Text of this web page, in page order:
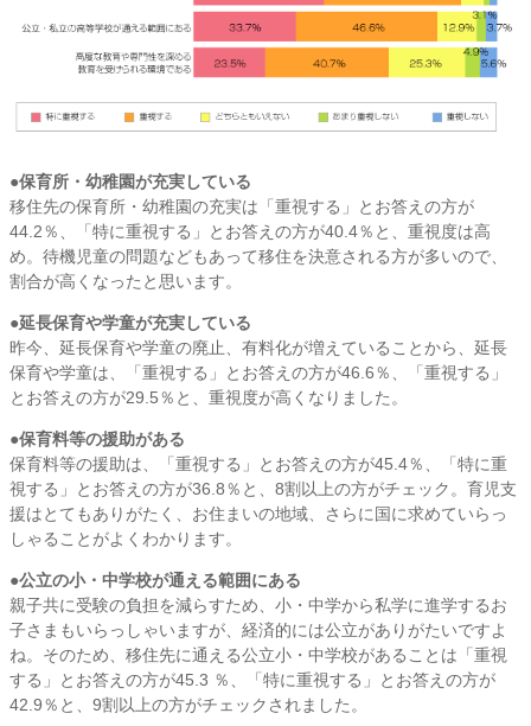
●保育所・幼稚園が充実している
移住先の保育所・幼稚園の充実は「重視する」とお答えの方が
44.2％、「特に重視する」とお答えの方が40.4％と、重視度は高
め。待機児童の問題などもあって移住を決意される方が多いので、
割合が高くなったと思います。
●延長保育や学童が充実している
昨今、延長保育や学童の廃止、有料化が増えていることから、延長
保育や学童は、「重視する」とお答えの方が46.6％、「重視する」
とお答えの方が29.5％と、重視度が高くなりました。
●保育料等の援助がある
保育料等の援助は、「重視する」とお答えの方が45.4％、「特に重
視する」とお答えの方が36.8％と、8割以上の方がチェック。育児支
援はとてもありがたく、お住まいの地域、さらに国に求めていらっ
しゃることがよくわかります。
●公立の小・中学校が通える範囲にある
親子共に受験の負担を減らすため、小・中学から私学に進学するお
子さまもいらっしゃいますが、経済的には公立がありがたいですよ
ね。そのため、移住先に通える公立小・中学校があることは「重視
する」とお答えの方が45.3 ％、「特に重視する」とお答えの方が
42.9％と、9割以上の方がチェックされました。